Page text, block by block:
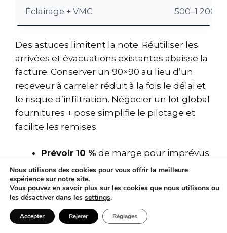
Éclairage + VMC 500–1 200 €
Des astuces limitent la note. Réutiliser les
arrivées et évacuations existantes abaisse la
facture. Conserver un 90×90 au lieu d’un
receveur à carreler réduit à la fois le délai et
le risque d’infiltration. Négocier un lot global
fournitures + pose simplifie le pilotage et
facilite les remises.
Prévoir 10 % de marge pour imprévus
techniques.
Vérifier les assurances
décennale de chaque corps d’état.
Comparer trois devisminimum et
exiger un descriptif précis.
Nous utilisons des cookies pour vous offrir la meilleure
expérience sur notre site.
Vous pouvez en savoir plus sur les cookies que nous utilisons ou
les désactiver dans les settings.
Accepter Rejeter Réglages